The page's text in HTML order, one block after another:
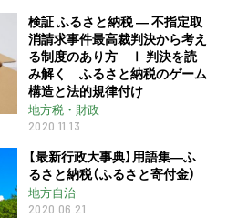
検証 ふるさと納税 ― 不指定取
消請求事件最高裁判決から考え
る制度のあり方 Ⅰ 判決を読
み解く ふるさと納税のゲーム
構造と法的規律付け
地方税・財政
2020.11.13
【最新行政大事典】用語集―ふ
るさと納税（ふるさと寄付金）
地方自治
2020.06.21